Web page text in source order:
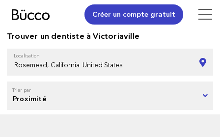
Créer un compte gratuit
Trouver un dentiste à Victoriaville
Localisation
Trier par